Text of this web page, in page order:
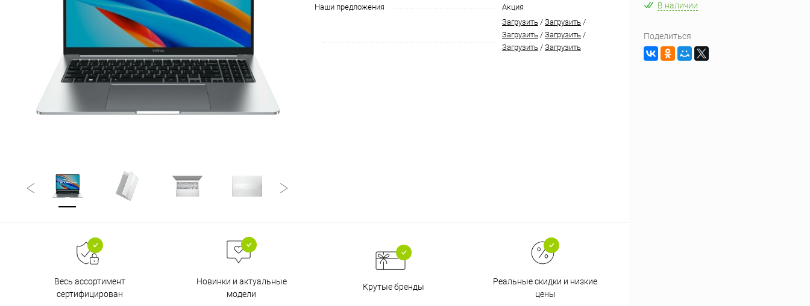
Наши предложения
Акция
Загрузить / Загрузить /
Загрузить / Загрузить /
Загрузить / Загрузить
Весь ассортимент
сертифицирован
Новинки и актуальные
модели
Крутые бренды
Реальные скидки и низкие
цены
В наличии
Поделиться
Получайте товарвыбранный способом